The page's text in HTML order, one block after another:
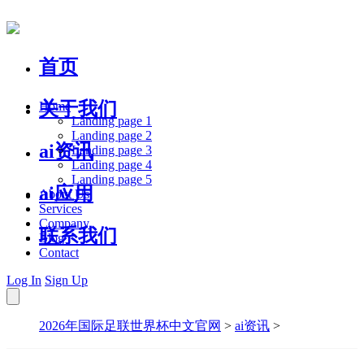
首页
关于我们
ai资讯
ai应用
联系我们
Home
Landing page 1
Landing page 2
Landing page 3
Landing page 4
Landing page 5
About Us
Services
Company
Blog
Contact
Log In Sign Up
2026年国际足联世界杯中文官网 > ai资讯 >